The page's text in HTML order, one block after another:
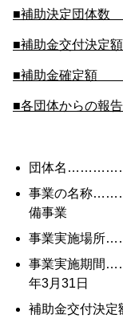
■補助決定
■補助金交付決
■補助金確定
■各団体からの
団体名
事業の名称
備事業
事業実施場
事業実施期間
年3月31日
補助金交付決